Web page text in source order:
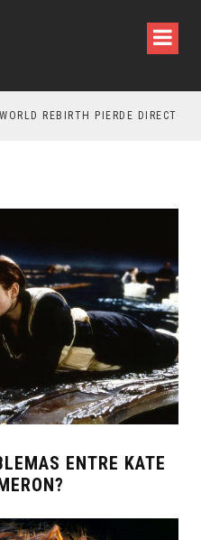
REBIRTH PIERDE DIRECTOR
ENTRE KATE